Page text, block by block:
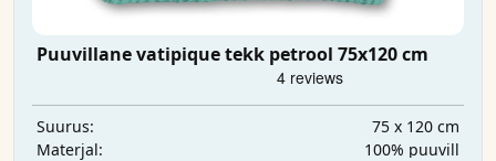
Puuvillane vatipique tekk petrool 75x120 cm
Suurus:
75 x 120 cm
Materjal:
100% puuvill